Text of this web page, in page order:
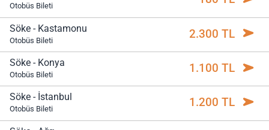
Otobüs Bileti
Söke - Kastamonu
Otobüs Bileti 2.300 TL
Söke - Konya
Otobüs Bileti 1.100 TL
Söke - İstanbul
Otobüs Bileti 1.200 TL